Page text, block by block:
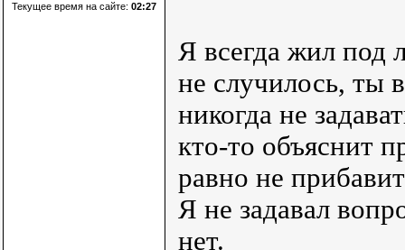
Текущее время на сайте: 02:27
Я всегда жил под
не случилось, ты
никогда не
кто-то объяснит
равно не
Я не задавал
нет.